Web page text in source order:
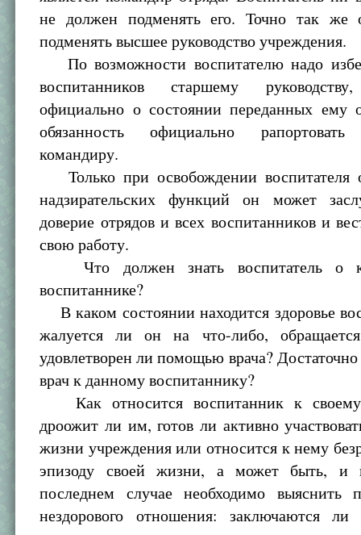
не должен подменять его. Точно так
подменять высшее руководство учреждения.
По возможности воспитателю надо
воспитанников старшему
официально о состоянии переданных ему
обязанность официально рапортовать
командиру.
Только при освобождении воспитателя
надзирательских функций он может
доверие отрядов и всех воспитанников и
свою работу.
Что должен знать воспитатель о
воспитаннике?
В каком состоянии находится здоровье
жалуется ли он на что-либо,
удовлетворен ли помощью врача?
врач к данному воспитаннику?
Как относится воспитанник к
дроожит ли им, готов ли активно
жизни учреждения или относится к нему
эпизоду своей жизни, а может быть, и
последнем случае необходимо выяснить
нездорового отношения: заключаются